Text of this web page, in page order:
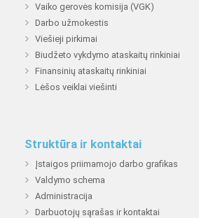
Vaiko gerovės komisija (VGK)
Darbo užmokestis
Viešieji pirkimai
Biudžeto vykdymo ataskaitų rinkiniai
Finansinių ataskaitų rinkiniai
Lėšos veiklai viešinti
Struktūra ir kontaktai
Įstaigos priimamojo darbo grafikas
Valdymo schema
Administracija
Darbuotojų sąrašas ir kontaktai